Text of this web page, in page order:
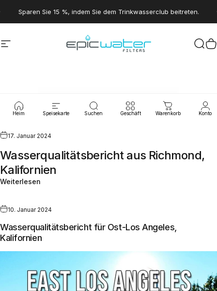
Sparen Sie 15 %, indem Sie dem Trinkwasserclub beitreten.
Seitennavigation Epic Water Filters USA
Heim Speisekarte Suchen Geschäft Warenkorb Konto
Wasserlecks
17. Januar 2024
Wasserqualitätsbericht aus Richmond,
Kalifornien
Weiterlesen
10. Januar 2024
Wasserqualitätsbericht für Ost-Los Angeles,
Kalifornien